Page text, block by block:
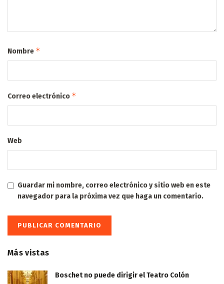
Nombre *
Correo electrónico *
Web
Guardar mi nombre, correo electrónico y sitio web en este
navegador para la próxima vez que haga un comentario.
Más vistas
Boschet no puede dirigir el Teatro Colón